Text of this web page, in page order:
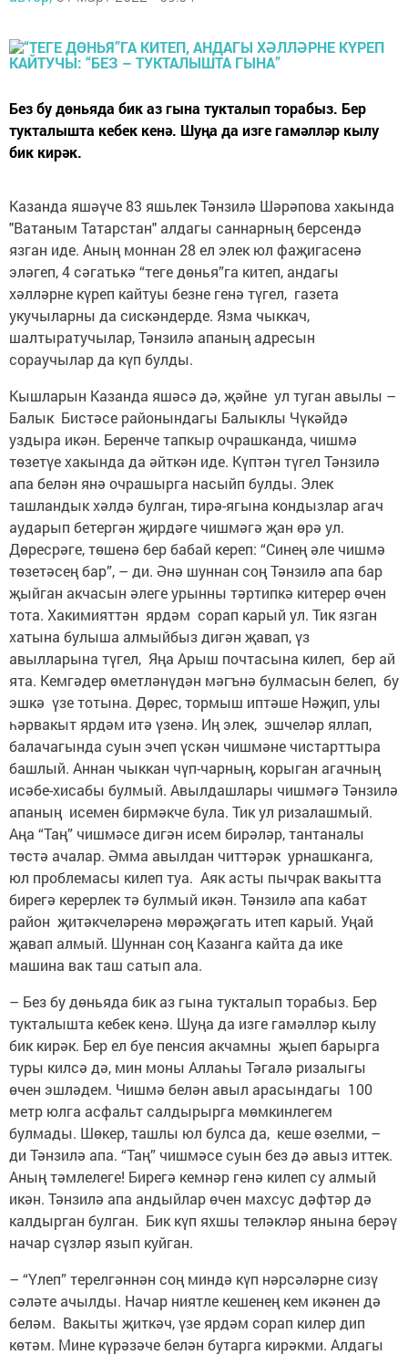
Без бу дөньяда бик аз гына тукталып торабыз. Бер
тукталышта кебек кенә. Шуңа да изге гамәлләр кылу
бик кирәк.
Казанда яшәүче 83 яшьлек Тәнзилә Шәрәпова хакында
"Ватаным Татарстан" алдагы саннарның берсендә
язган иде. Аның моннан 28 ел элек юл фаҗигасенә
эләгеп, 4 сәгатькә “теге дөнья”га китеп, андагы
хәлләрне күреп кайтуы безне генә түгел, газета
укучыларны да сискәндерде. Язма чыккач,
шалтыратучылар, Тәнзилә апаның адресын
сораучылар да күп булды.
Кышларын Казанда яшәсә дә, җәйне ул туган авылы –
Балык Бистәсе районындагы Балыклы Чүкәйдә
уздыра икән. Беренче тапкыр очрашканда, чишмә
төзетүе хакында да әйткән иде. Күптән түгел Тәнзилә
апа белән янә очрашырга насыйп булды. Элек
ташландык хәлдә булган, тирә-ягына кондызлар агач
аударып бетергән җирдәге чишмәгә җан өрә ул.
Дөресрәге, төшенә бер бабай кереп: “Синең әле чишмә
төзетәсең бар”, – ди. Әнә шуннан соң Тәнзилә апа бар
җыйган акчасын әлеге урынны тәртипкә китерер өчен
тота. Хакимияттән ярдәм сорап карый ул. Тик язган
хатына булыша алмыйбыз дигән җавап, үз
авылларына түгел, Яңа Арыш почтасына килеп, бер ай
ята. Кемгәдер өметләнүдән мәгънә булмасын белеп, бу
эшкә үзе тотына. Дөрес, тормыш иптәше Нәҗип, улы
һәрвакыт ярдәм итә үзенә. Иң элек, эшчеләр яллап,
балачагында суын эчеп үскән чишмәне чистарттыра
башлый. Аннан чыккан чүп-чарның, корыган агачның
исәбе-хисабы булмый. Авылдашлары чишмәгә Тәнзилә
апаның исемен бирмәкче була. Тик ул ризалашмый.
Аңа “Таң” чишмәсе дигән исем бирәләр, тантаналы
төстә ачалар. Әмма авылдан читтәрәк урнашканга,
юл проблемасы килеп туа. Аяк асты пычрак вакытта
бирегә керерлек тә булмый икән. Тәнзилә апа кабат
район җитәкчеләренә мөрәҗәгать итеп карый. Уңай
җавап алмый. Шуннан соң Казанга кайта да ике
машина вак таш сатып ала.
– Без бу дөньяда бик аз гына тукталып торабыз. Бер
тукталышта кебек кенә. Шуңа да изге гамәлләр кылу
бик кирәк. Бер ел буе пенсия акчамны җыеп барырга
туры килсә дә, мин моны Аллаһы Тәгалә ризалыгы
өчен эшләдем. Чишмә белән авыл арасындагы 100
метр юлга асфальт салдырырга мөмкинлегем
булмады. Шөкер, ташлы юл булса да, кеше өзелми, –
ди Тәнзилә апа. “Таң” чишмәсе суын без дә авыз иттек.
Аның тәмлелеге! Бирегә кемнәр генә килеп су алмый
икән. Тәнзилә апа андыйлар өчен махсус дәфтәр дә
калдырган булган. Бик күп яхшы теләкләр янына берәү
начар сүзләр язып куйган.
– “Үлеп” терелгәннән соң миндә күп нәрсәләрне сизү
сәләте ачылды. Начар ниятле кешенең кем икәнен дә
беләм. Вакыты җиткәч, үзе ярдәм сорап килер дип
көтәм. Мине күрәзәче белән бутарга кирәкми. Алдагы